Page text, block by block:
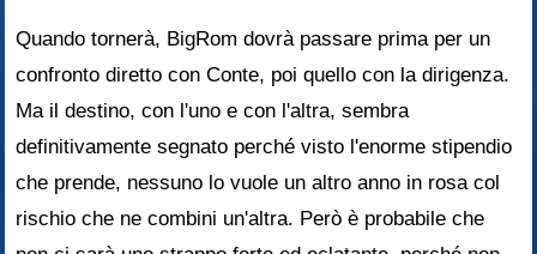
Quando tornerà, BigRom dovrà passare prima per un
confronto diretto con Conte, poi quello con la dirigenza.
Ma il destino, con l'uno e con l'altra, sembra
definitivamente segnato perché visto l'enorme stipendio
che prende, nessuno lo vuole un altro anno in rosa col
rischio che ne combini un'altra. Però è probabile che